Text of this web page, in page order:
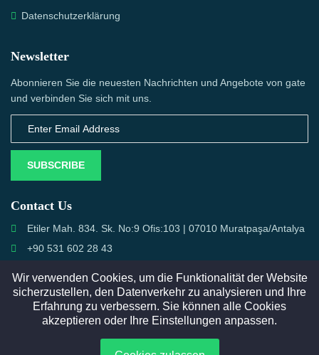
Datenschutzerklärung
Newsletter
Abonnieren Sie die neuesten Nachrichten und Angebote von gate
und verbinden Sie sich mit uns.
SUBSCRIBE
Contact Us
Etiler Mah. 834. Sk. No:9 Ofis:103 | 07010 Muratpaşa/Antalya
+90 531 602 28 43
Wir verwenden Cookies, um die Funktionalität der Website
sicherzustellen, den Datenverkehr zu analysieren und Ihre
Erfahrung zu verbessern. Sie können alle Cookies
akzeptieren oder Ihre Einstellungen anpassen.